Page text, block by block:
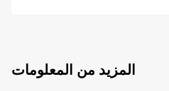
المزيد من المعلومات